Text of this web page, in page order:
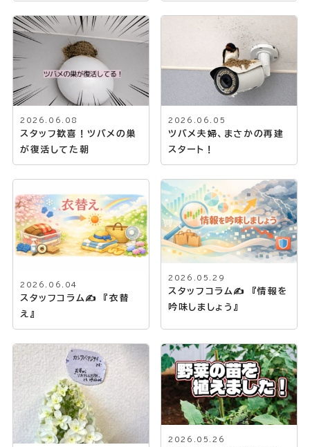
2026.06.08
スタッフ歓喜！ツバメの巣
が復活してた朝
2026.06.05
ツバメ夫婦、まさかの再建
スタート！
2026.06.04
スタッフコラム✍ 『衣替
え』
2026.05.29
スタッフコラム✍ 『情報を
吟味しましょう』
2026.05.26